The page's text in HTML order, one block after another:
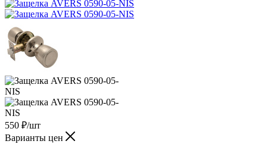
550 ₽/шт
Варианты цен